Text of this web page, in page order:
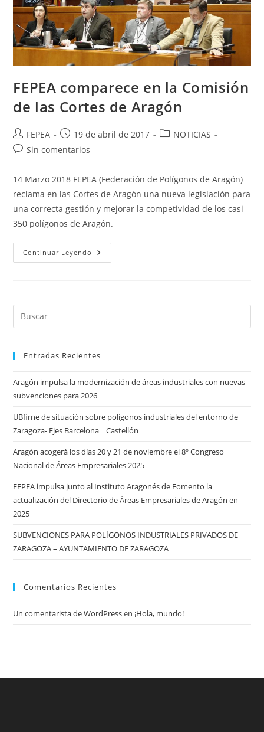
FEPEA comparece en la Comisión
de las Cortes de Aragón
Autor
de
FEPEA
Publicación
de
19 de abril de 2017
Categoría
NOTICIAS
Comentarios
la
entrada:
Sin comentarios
14 Marzo 2018 FEPEA (Federación de Polígonos de Aragón)
reclama en las Cortes de Aragón una nueva legislación para
una correcta gestión y mejorar la competividad de los casi
350 polígonos de Aragón.
Continuar Leyendo FEPEA
Comparece
Las
Aragón
Entradas Recientes
Aragón impulsa la modernización de áreas industriales con nuevas
subvenciones para 2026
UBfirne de situación sobre polígonos industriales del entorno de
Zaragoza- Ejes Barcelona _ Castellón
Aragón acogerá los días 20 y 21 de noviembre el 8º Congreso
Nacional de Áreas Empresariales 2025
FEPEA impulsa junto al Instituto Aragonés de Fomento la
actualización del Directorio de Áreas Empresariales de Aragón en
2025
SUBVENCIONES PARA POLÍGONOS INDUSTRIALES PRIVADOS DE
ZARAGOZA – AYUNTAMIENTO DE ZARAGOZA
Comentarios Recientes
Un comentarista de WordPressen ¡Hola, mundo!